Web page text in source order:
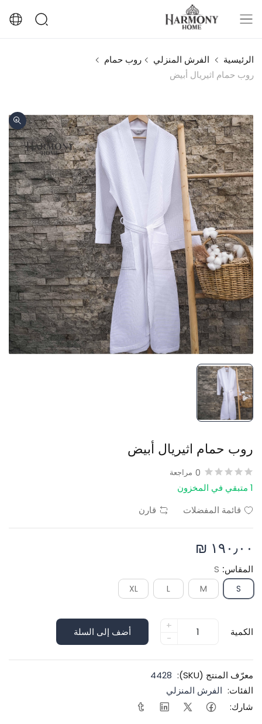
الرئيسية الفرش المنزلي
روب حمام
روب حمام اثيريال أبيض
روب حمام اثيريال أبيض
0 مراجعة
1 متبقي في المخزون
قائمة المفضلات
قارن
١٩٠٫٠٠ ₪
المقاس: S
S
M
L
XL
الكمية
+
-
أضف إلى السلة
معرّف المنتج (SKU):
4428
الفئات: الفرش المنزلي
شارك: